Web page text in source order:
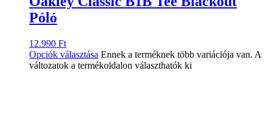
Póló
12.990 Ft
Opciók választása Ennek a terméknek több variációja van. A
változatok a termékoldalon választhatók ki